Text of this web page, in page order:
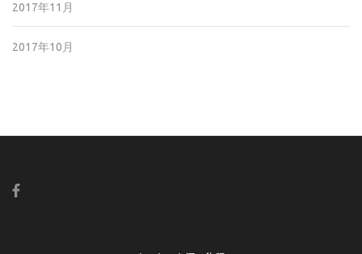
2017年11月
2017年10月